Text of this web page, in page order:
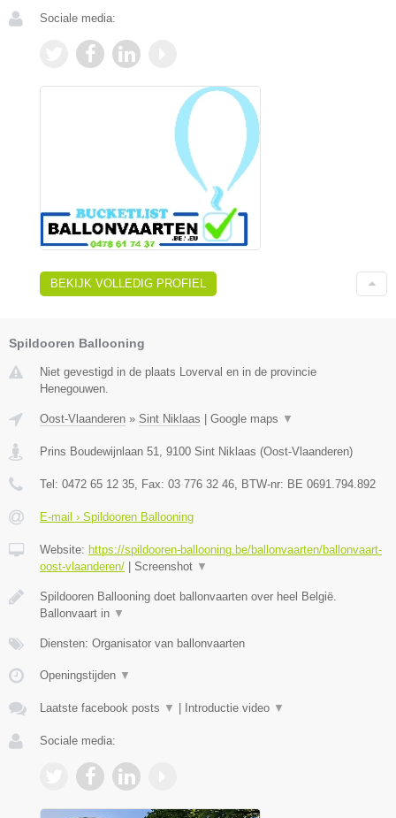
Sociale media:
BEKIJK VOLLEDIG PROFIEL
Spildooren Ballooning
Niet gevestigd in de plaats Loverval en in de provincie
Henegouwen.
Oost-Vlaanderen » Sint Niklaas | Google maps ▼
Prins Boudewijnlaan 51 9100 Sint Niklaas (Oost-Vlaanderen)
Tel: 0472 65 12 35 , Fax: 03 776 32 46 , BTW-nr: BE 0691.794.892
E-mail › Spildooren Ballooning
Website: https://spildooren-ballooning.be/ballonvaarten/ballonvaart-
oost-vlaanderen/ | Screenshot ▼
Spildooren Ballooning doet ballonvaarten over heel België.
Ballonvaart in ▼
Diensten: Organisator van ballonvaarten
Openingstijden ▼
Laatste facebook posts ▼ | Introductie video ▼
Sociale media: